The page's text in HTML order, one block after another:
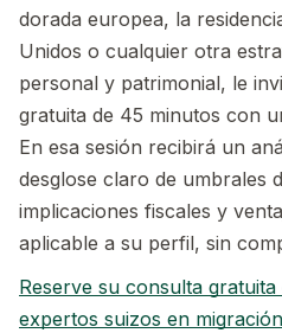
dorada europea, la
Unidos o cualquier otra
personal y patrimonial, le
gratuita de 45 minutos con
En esa sesión recibirá un
desglose claro de umbrales
implicaciones fiscales y
aplicable a su perfil, sin
Reserve su consulta
expertos suizos en